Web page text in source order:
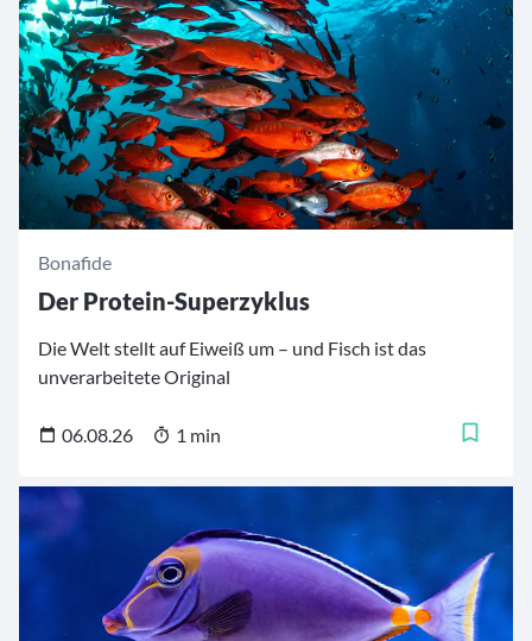
Bonafide
Der Protein-Superzyklus
Die Welt stellt auf Eiweiß um – und Fisch ist das
unverarbeitete Original
06.08.26 1 min